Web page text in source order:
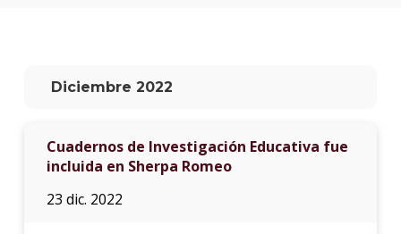
Diciembre 2022
Cuadernos de Investigación Educativa fue
incluida en Sherpa Romeo
23 dic. 2022